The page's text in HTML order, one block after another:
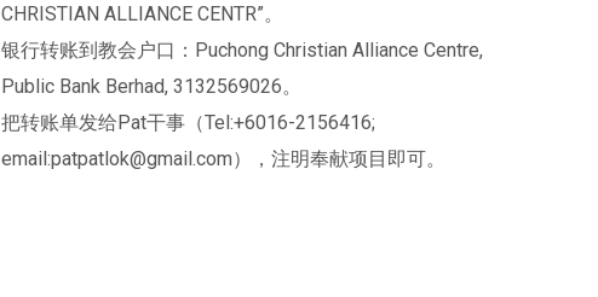
CHRISTIAN ALLIANCE CENTR”。
银行转账到教会户口：Puchong Christian Alliance Centre,
Public Bank Berhad, 3132569026。
把转账单发给Pat干事（Tel:+6016-2156416;
email:patpatlok@gmail.com），注明奉献项目即可。